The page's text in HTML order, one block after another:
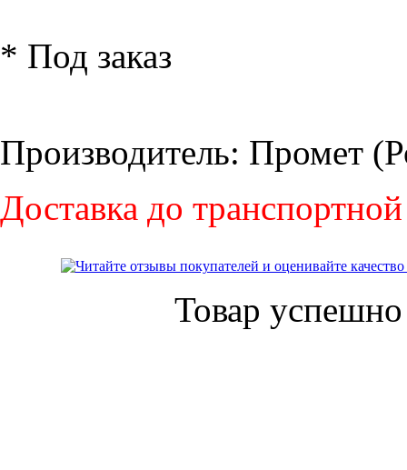
* Под заказ
Производитель: Промет
Доставка до
Товар